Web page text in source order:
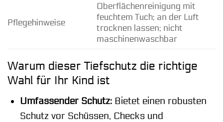
Pflegehinweise
Oberflächenreinigung mit
feuchtem Tuch; an der Luft
trocknen lassen; nicht
maschinenwaschbar
Warum dieser Tiefschutz die richtige
Wahl für Ihr Kind ist
Umfassender Schutz:Bietet einen robusten
Schutz vor Schüssen, Checks und